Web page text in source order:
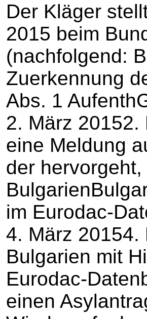
Der Kläger
2015 beim
(nachfolgend:
Zuerkennung
Abs. 1
2. März
eine Meldung
der
im Eurodac-
4. März 20154.
Bulgarien mit
Eurodac-
einen